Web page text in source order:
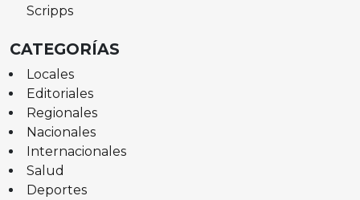
Scripps
CATEGORÍAS
Locales
Editoriales
Regionales
Nacionales
Internacionales
Salud
Deportes